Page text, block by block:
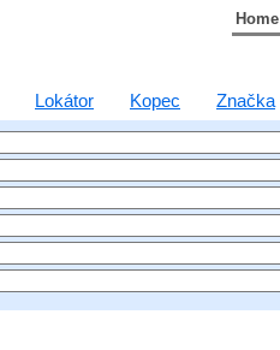
Home
Lokátor Kopec Značka